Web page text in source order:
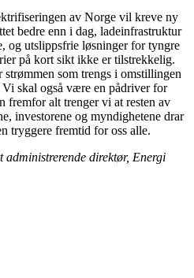
av Norge vil kreve ny
bedre enn i dag, ladeinfrastruktur
og utslippsfrie løsninger for tyngre
på kort sikt ikke er tilstrekkelig.
som trengs i omstillingen
skal også være en pådriver for
fremfor alt trenger vi at resten av
investorene og myndighetene drar
tryggere fremtid for oss alle.
direktør, Energi